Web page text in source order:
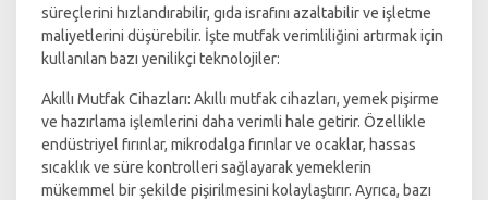
süreçlerini hızlandırabilir, gıda israfını azaltabilir ve işletme
maliyetlerini düşürebilir. İşte mutfak verimliliğini artırmak için
kullanılan bazı yenilikçi teknolojiler:
Akıllı Mutfak Cihazları: Akıllı mutfak cihazları, yemek pişirme
ve hazırlama işlemlerini daha verimli hale getirir. Özellikle
endüstriyel fırınlar, mikrodalga fırınlar ve ocaklar, hassas
sıcaklık ve süre kontrolleri sağlayarak yemeklerin
mükemmel bir şekilde pişirilmesini kolaylaştırır. Ayrıca, bazı